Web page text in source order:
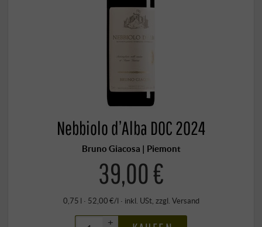
Nebbiolo d’Alba DOC 2024
Bruno Giacosa | Piemont
39,00 €
0,75 l · 52,00 €/l · inkl. USt, zzgl. Versand
+